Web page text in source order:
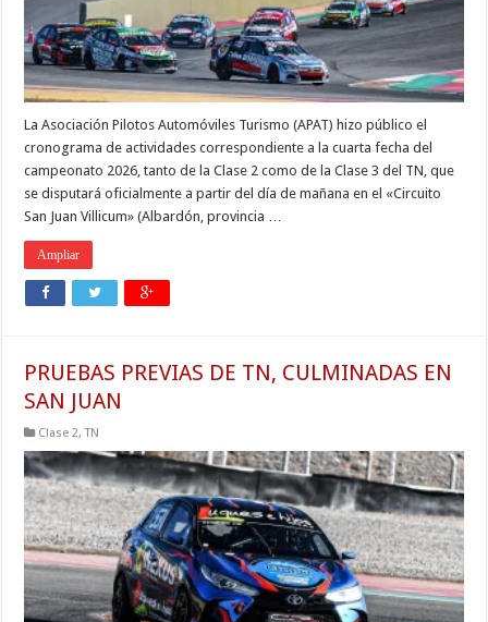
La Asociación Pilotos Automóviles Turismo (APAT) hizo público el
cronograma de actividades correspondiente a la cuarta fecha del
campeonato 2026, tanto de la Clase 2 como de la Clase 3 del TN, que
se disputará oficialmente a partir del día de mañana en el «Circuito
San Juan Villicum» (Albardón, provincia …
Ampliar
PRUEBAS PREVIAS DE TN, CULMINADAS EN
SAN JUAN
Clase 2,TN